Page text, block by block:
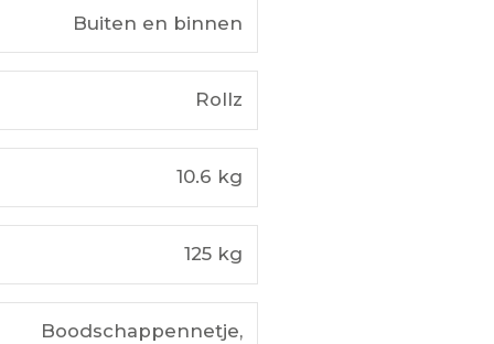
Buiten en binnen
Rollz
10.6 kg
125 kg
Boodschappennetje,